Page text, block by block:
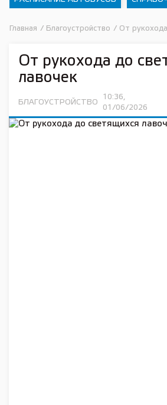
Главная / Благоустройство / От
От рукохода до
лавочек
БЛАГОУСТРОЙСТВО
10:36,
01/06/2026